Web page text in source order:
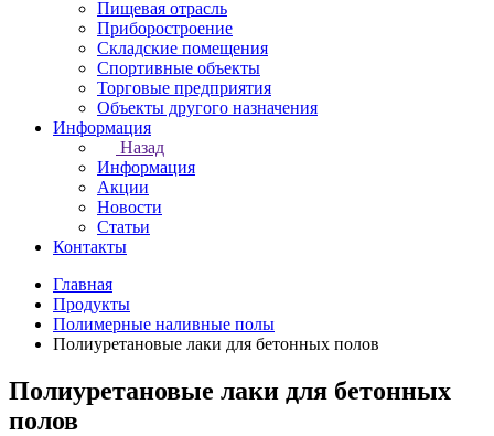
Пищевая отрасль
Приборостроение
Складские помещения
Спортивные объекты
Торговые предприятия
Объекты другого назначения
Информация
Назад
Информация
Акции
Новости
Статьи
Контакты
Главная
Продукты
Полимерные наливные полы
Полиуретановые лаки для бетонных полов
Полиуретановые лаки для бетонных
полов